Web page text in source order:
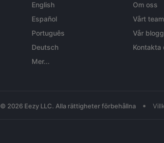
English
Español
Português
Deutsch
Mer...
Om oss
Vårt team
Vår blogg
Kontakta
© 2026 Eezy LLC. Alla rättigheter förbehållna •